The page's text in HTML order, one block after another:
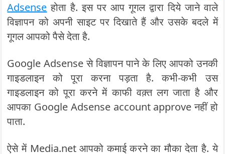
Adsense होता है. इस पर आप गूगल द्वारा दिये जाने वाले
विज्ञापन को अपनी साइट पर दिखाते हैं और उसके बदले में
गूगल आपको पैसे देता है.
Google Adsense से विज्ञापन पाने के लिए आपको उनकी
गाइडलाइन को पूरा करना पड़ता है. कभी-कभी उस
गाइडलाइन को पूरा करने में काफी वक़्त लग जाता है और
आपका Google Adsense account approve नहीं हो
पाता.
ऐसे में Media.net आपको कमाई करने का मौका देता है. ये